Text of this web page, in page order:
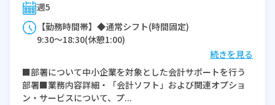
週5
【勤務時間帯】◆通常シフト(時間固定)
9:30〜18:30(休憩1:00)
※残業：0〜10時間程度/月
続きを見る
■部署について中小企業を対象とした会計サポートを行う
部署■業務内容詳細・「会計ソフト」および関連オプショ
ン・サービスについて、プ...